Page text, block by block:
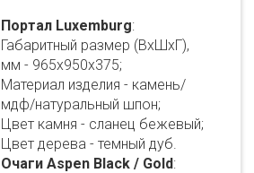
Портал Luxemburg:
Габаритный размер (ВхШхГ),
мм - 965х950х375;
Материал изделия - камень/
мдф/натуральный шпон;
Цвет камня - сланец бежевый;
Цвет дерева - темный дуб.
Очаги Aspen Black / Gold: